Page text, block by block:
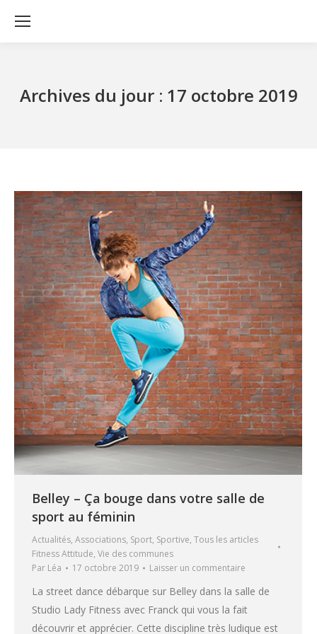
Archives du jour : 17 octobre 2019
Belley – Ça bouge dans votre salle de
sport au féminin
Actualités, Associations, Sport, Sportive, Tous les articles
Fitness Attitude, Vie des communes
Par Léa 17 octobre 2019 Laisser un commentaire
La street dance débarque sur Belley dans la salle de
Studio Lady Fitness avec Franck qui vous la fait
découvrir et apprécier. Cette discipline très ludique est